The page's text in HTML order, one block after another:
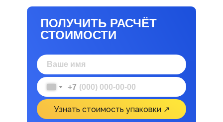
+7
Узнать стоимость упаковки ↗
ПОЛУЧИТЬ РАСЧЁТ
СТОИМОСТИ